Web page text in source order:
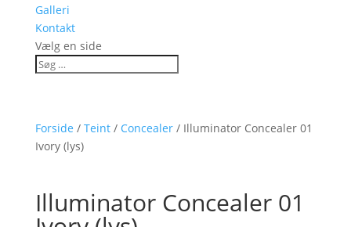
Galleri
Kontakt
Vælg en side
Forside / Teint/ Concealer/ Illuminator Concealer 01
Ivory (lys)
Illuminator Concealer 01